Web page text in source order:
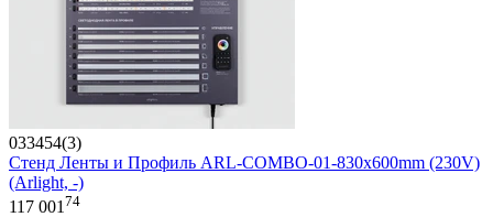
033454(3)
Стенд Ленты и Профиль ARL-COMBO-01-830х600mm (230V)
(Arlight, -)
117 001 74